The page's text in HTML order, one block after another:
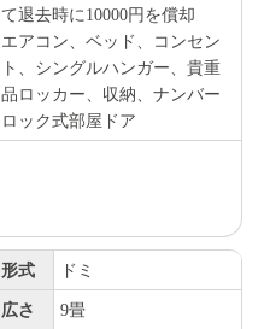
て退去時に10000円を償却
エアコン、ベッド、コンセン
ト、シングルハンガー、貴重
品ロッカー、収納、ナンバー
ロック式部屋ドア
形式 ドミ
広さ 9畳